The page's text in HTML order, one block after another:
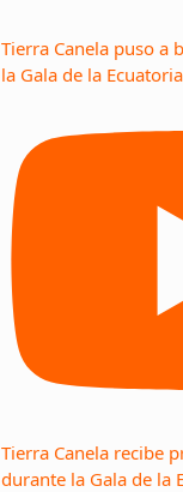
Tierra Canela puso a
la Gala de la
Tierra Canela recibe
durante la Gala de la